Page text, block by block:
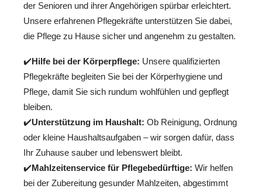
der Senioren und ihrer Angehörigen spürbar erleichtert.
Unsere erfahrenen Pflegekräfte unterstützen Sie dabei,
die Pflege zu Hause sicher und angenehm zu gestalten.
✔️Hilfe bei der Körperpflege: Unsere qualifizierten
Pflegekräfte begleiten Sie bei der Körperhygiene und
Pflege, damit Sie sich rundum wohlfühlen und gepflegt
bleiben.
✔️Unterstützung im Haushalt: Ob Reinigung, Ordnung
oder kleine Haushaltsaufgaben – wir sorgen dafür, dass
Ihr Zuhause sauber und lebenswert bleibt.
✔️Mahlzeitenservice für Pflegebedürftige: Wir helfen
bei der Zubereitung gesunder Mahlzeiten, abgestimmt